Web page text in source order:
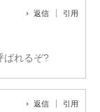
返信 引用
ばれるぞ?
返信 引用